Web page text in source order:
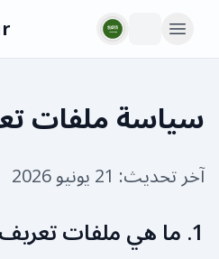
سياسة ملفات
آخر تحديث: 21 يونيو 2026
1. ما هي ملفات تعريف الارتباط؟